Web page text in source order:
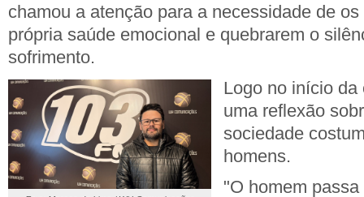
chamou a atenção para a necessidade de
própria saúde emocional e quebrarem o
sofrimento.
Logo no início da
uma reflexão
sociedade
homens.
"O homem